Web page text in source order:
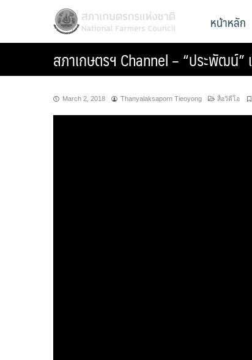
สภาเกษตรกรแห่งชาติ
National Farmers Council หน้าหลัก
สภาเกษตรฯ Channel – “ประพัฒน์”
March 2, 2018 Thanyalaksaporn Tieoyong สื่อวิดีโอ